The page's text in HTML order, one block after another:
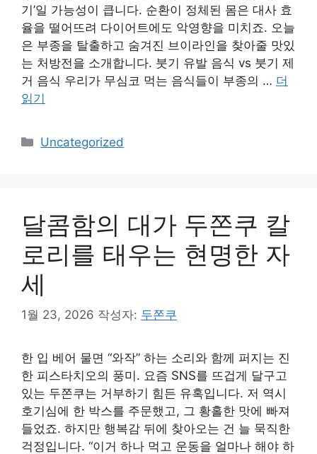
기’일 가능성이 큽니다. 순환이 정체된 몸은 대사 효
율을 떨어뜨려 다이어트에도 악영향을 미치죠. 오늘
은 부종을 탈출하고 숨겨진 브이라인을 찾아줄 맛있
는 처방전을 소개합니다. 붓기 유발 음식 vs 붓기 제
거 음식 우리가 무심코 먹는 음식들이 부종의 … 더
읽기
카
Uncategorized
달콤함의 대가 두쫀쿠 칼
로리를 태우는 현명한 자
세
1월 23, 2026 작성자: 두쫀쿠
한 입 베어 물면 “와작” 하는 소리와 함께 퍼지는 진
한 피스타치오의 풍미. 요즘 SNS를 뜨겁게 달구고
있는 두쫀쿠는 거부하기 힘든 유혹입니다. 저 역시
호기심에 한 박스를 주문했고, 그 황홀한 맛에 빠져
들었죠. 하지만 행복감 뒤에 찾아오는 건 늘 묵직한
걱정입니다. “이거 하나 먹고 운동을 얼마나 해야 하